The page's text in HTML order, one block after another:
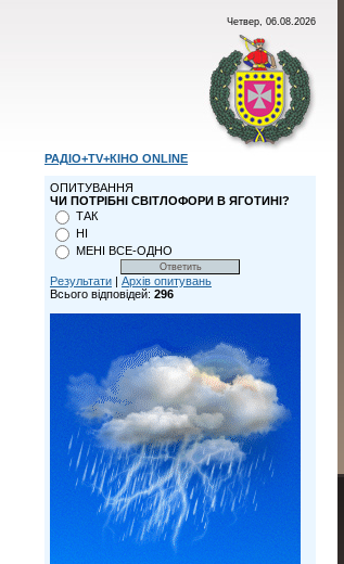
Четвер, 06.08.2026
РАДІО+TV+КІНО ONLINE
ОПИТУВАННЯ
ЧИ ПОТРІБНІ СВІТЛОФОРИ В ЯГОТИНІ?
ТАК
НІ
МЕНІ ВСЕ-ОДНО
Результати | Архів опитувань
Всього відповідей: 296